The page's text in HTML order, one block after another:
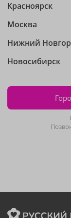
Красноярск
Москва
Нижний
Новосибирск